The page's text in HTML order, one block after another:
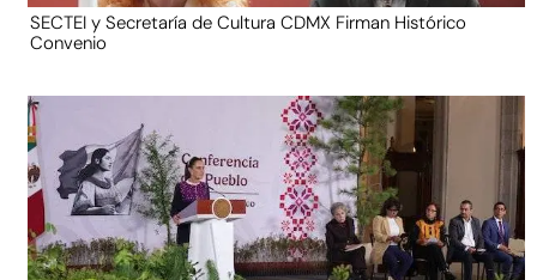
SECTEI y Secretaría de Cultura CDMX Firman Histórico
Convenio